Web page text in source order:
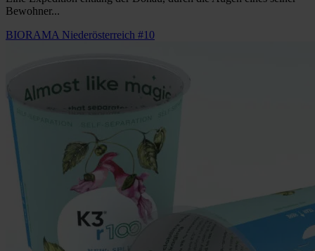
Bewohner...
BIORAMA Niederösterreich #10